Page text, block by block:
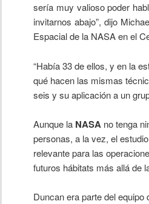
sería muy valioso poder
invitarnos abajo”, dijo
Espacial de la NASA en el
“Había 33 de ellos, y en la
qué hacen las mismas
seis y su aplicación a un
Aunque la NASA no tenga
personas, a la vez, el
relevante para las
futuros hábitats más allá de
Duncan era parte del equipo